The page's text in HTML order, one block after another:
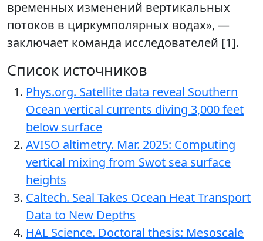
временных изменений вертикальных
потоков в циркумполярных водах», —
заключает команда исследователей [1].
Список источников
Phys.org. Satellite data reveal Southern
Ocean vertical currents diving 3,000 feet
below surface
AVISO altimetry. Mar. 2025: Computing
vertical mixing from Swot sea surface
heights
Caltech. Seal Takes Ocean Heat Transport
Data to New Depths
HAL Science. Doctoral thesis: Mesoscale